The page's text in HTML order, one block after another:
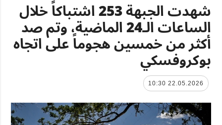
جميع الأقسام
سياسة
اقتصاد
تعافي أوكرانيا
مجتمع
الدفاع
الوكالة
معلومات عن
الوكالة
الشخصية
شهدت الجبهة 253 اشتباكاً خلال
الساعات الـ24 الماضية، وتم صد
أكثر من خمسين هجوماً على اتجاه
بوكروفسكي
22.05.2026 10:30